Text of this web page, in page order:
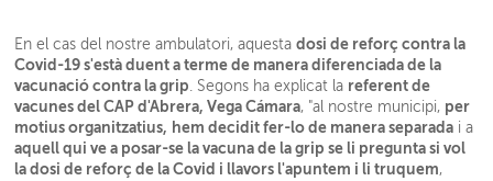
En el cas del nostre ambulatori, aquestadosi de reforç contra la
Covid-19 s'està duent a terme de manera diferenciada de la
vacunació contra la grip. Segons ha explicat la referent de
vacunes del CAP d'Abrera, Vega Cámara, "al nostre municipi, per
motius organitzatius, hem decidit fer-lo de manera separada i a
aquell qui ve a posar-se la vacuna de la grip se li pregunta si vol
la dosi de reforç de la Covid i llavors l'apuntem i li truquem,